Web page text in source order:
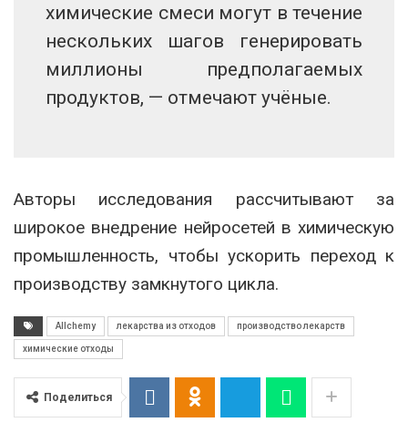
химические смеси могут в течение
нескольких шагов генерировать
миллионы предполагаемых
продуктов, — отмечают учёные.
Авторы исследования рассчитывают за
широкое внедрение нейросетей в химическую
промышленность, чтобы ускорить переход к
производству замкнутого цикла.
Allchemy лекарства из отходов производство лекарств
химические отходы
Поделиться